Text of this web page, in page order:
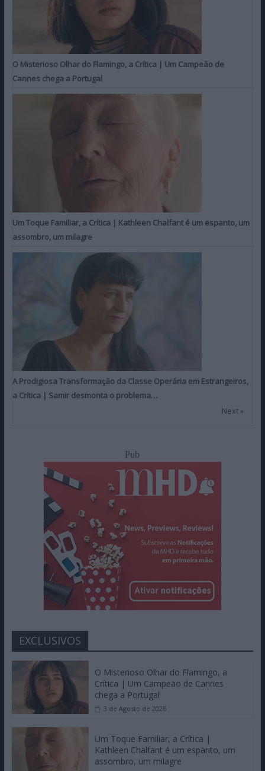
O Misterioso Olhar do Flamingo, a Crítica | Um Campeão de
Cannes chega a Portugal
Um Toque Familiar, a Crítica | Kathleen Chalfant é um espanto, um
assombro, um milagre
A Prodigiosa Transformação da Classe Operária em Estrangeiros,
a Crítica | Samir desmonta o problema…
Next »
Pub
EXCLUSIVOS
O Misterioso Olhar do Flamingo, a
Crítica | Um Campeão de Cannes
chega a Portugal
3 de Agosto de 2026
Um Toque Familiar, a Crítica |
Kathleen Chalfant é um espanto, um
assombro, um milagre